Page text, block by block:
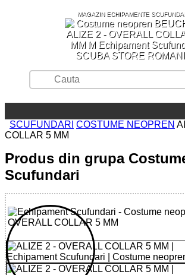
MAGAZIN ECHIPAMENTE
SCUBA STORE
SCUFUNDARI COSTUME NEOPREN
COLLAR 5 MM
Produs din grupa
Scufundari